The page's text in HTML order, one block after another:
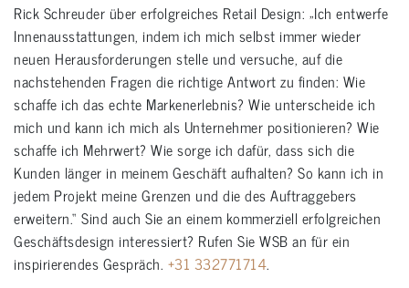
Rick Schreuder über erfolgreiches Retail Design: „Ich entwerfe
Innenausstattungen, indem ich mich selbst immer wieder
neuen Herausforderungen stelle und versuche, auf die
nachstehenden Fragen die richtige Antwort zu finden: Wie
schaffe ich das echte Markenerlebnis? Wie unterscheide ich
mich und kann ich mich als Unternehmer positionieren? Wie
schaffe ich Mehrwert? Wie sorge ich dafür, dass sich die
Kunden länger in meinem Geschäft aufhalten? So kann ich in
jedem Projekt meine Grenzen und die des Auftraggebers
erweitern.“ Sind auch Sie an einem kommerziell erfolgreichen
Geschäftsdesign interessiert? Rufen Sie WSB an für ein
inspirierendes Gespräch. +31 332771714.